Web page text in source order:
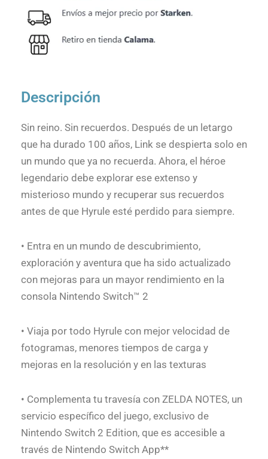
Descripción
Sin reino. Sin recuerdos. Después de un letargo
que ha durado 100 años, Link se despierta solo en
un mundo que ya no recuerda. Ahora, el héroe
legendario debe explorar ese extenso y
misterioso mundo y recuperar sus recuerdos
antes de que Hyrule esté perdido para siempre.
• Entra en un mundo de descubrimiento,
exploración y aventura que ha sido actualizado
con mejoras para un mayor rendimiento en la
consola Nintendo Switch™ 2
• Viaja por todo Hyrule con mejor velocidad de
fotogramas, menores tiempos de carga y
mejoras en la resolución y en las texturas
• Complementa tu travesía con ZELDA NOTES, un
servicio específico del juego, exclusivo de
Nintendo Switch 2 Edition, que es accesible a
través de Nintendo Switch App**